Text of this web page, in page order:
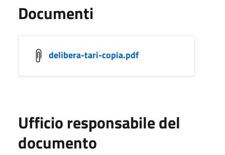
Documenti
delibera-tari-copia.pdf
Ufficio responsabile del
documento